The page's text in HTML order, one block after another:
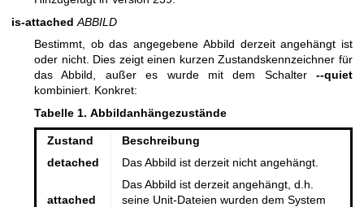
is-attached ABBILD
Bestimmt, ob das angegebene Abbild derzeit angehängt ist
oder nicht. Dies zeigt einen kurzen Zustandskennzeichner für
das Abbild, außer es wurde mit dem Schalter --quiet
kombiniert. Konkret:
Tabelle 1. Abbildanhängezustände
Zustand
Beschreibung
detached
Das Abbild ist derzeit nicht angehängt.
attached
Das Abbild ist derzeit angehängt, d.h.
seine Unit-Dateien wurden dem System